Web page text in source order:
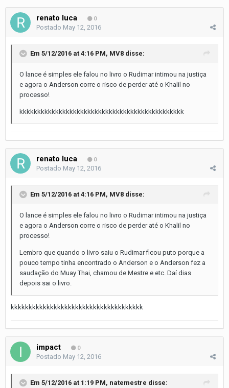
renato luca 0
Postado May 12, 2016
Em 5/12/2016 at 4:16 PM, MV8 disse:
O lance é simples ele falou no livro o Rudimar intimou na justiça
e agora o Anderson corre o risco de perder até o Khalil no
processo!
kkkkkkkkkkkkkkkkkkkkkkkkkkkkkkkkkkkkkkkkkkkkkk
renato luca 0
Postado May 12, 2016
Em 5/12/2016 at 4:16 PM, MV8 disse:
O lance é simples ele falou no livro o Rudimar intimou na justiça
e agora o Anderson corre o risco de perder até o Khalil no
processo!
Lembro que quando o livro saiu o Rudimar ficou puto porque a
pouco tempo tinha encontrado o Anderson e o Anderson fez a
saudação do Muay Thai, chamou de Mestre e etc. Daí dias
depois sai o livro.
kkkkkkkkkkkkkkkkkkkkkkkkkkkkkkkkkkkkk
impact 0
Postado May 12, 2016
Em 5/12/2016 at 1:19 PM, natemestre disse: